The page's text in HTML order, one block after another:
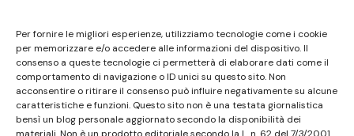
Per fornire le migliori esperienze, utilizziamo tecnologie come i cookie
per memorizzare e/o accedere alle informazioni del dispositivo. Il
consenso a queste tecnologie ci permetterà di elaborare dati come il
comportamento di navigazione o ID unici su questo sito. Non
acconsentire o ritirare il consenso può influire negativamente su alcune
caratteristiche e funzioni. Questo sito non è una testata giornalistica
bensì un blog personale aggiornato secondo la disponibilità dei
non ha carattere periodico essendo aggiornato
secondo la disponibilità e la reperibilità dei materiali.
Pertanto non può essere considerato in alcun modo
un prodotto editoriale ai sensi della L. n. 62 del
7/3/2001. Tutti i marchi riportati appartengono ai